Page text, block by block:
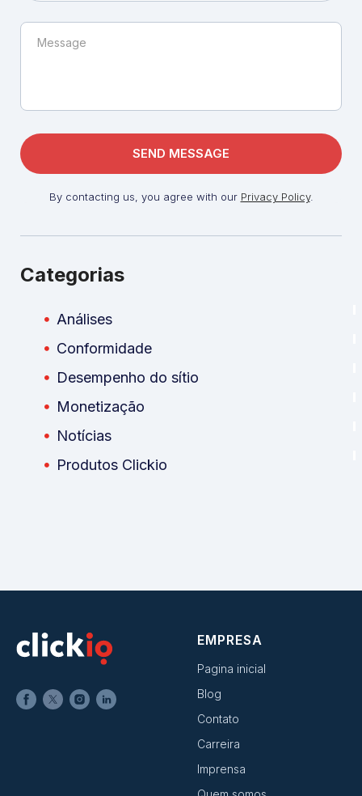
By contacting us, you agree with our Privacy Policy.
Categorias
Análises
Conformidade
Desempenho do sítio
Monetização
Notícias
Produtos Clickio
EMPRESA
Pagina inicial
Blog
Contato
Carreira
Imprensa